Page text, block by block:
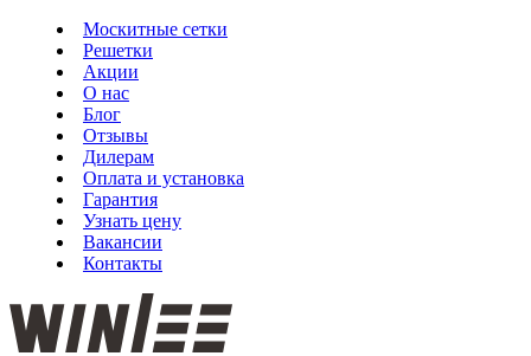
Москитные сетки
Решетки
Акции
О нас
Блог
Отзывы
Дилерам
Оплата и установка
Гарантия
Узнать цену
Вакансии
Контакты